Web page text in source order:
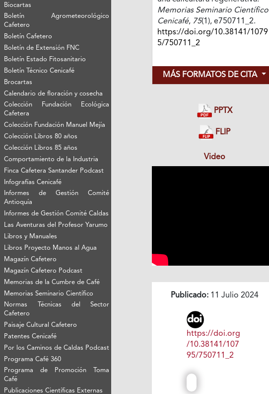
Biocartas
Boletín Agrometeorológico
Cafetero
Boletín Cafetero
Boletín de Extensión FNC
Boletín Estado Fitosanitario
Boletín Técnico Cenicafé
Brocartas
Calendario de floración y cosecha
Colección Fundación Ecológica
Cafetera
Colección Fundación Manuel Mejía
Colección Libros 80 años
Colección Libros 85 años
Comportamiento de la Industria
Finca Cafetera Santander Podcast
Infografías Cenicafé
Informes de Gestión Comité
Antioquía
Informes de Gestión Comité Caldas
Las Aventuras del Profesor Yarumo
Libros y Manuales
Libros Proyecto Manos al Agua
Magazín Cafetero
Magazín Cafetero Podcast
Memorias de la Cumbre de Café
Memorias Seminario Científico
Normas Técnicas del Sector
Cafetero
Paisaje Cultural Cafetero
Patentes Cenicafé
Por los Caminos de Caldas Podcast
Programa Café 360
Programa de Promoción Toma
Café
Publicaciones Científicas Externas
Memorias Seminario Científico
Cenicafé, 75(1), e750711_2.
https://doi.org/10.38141/1079
5/750711_2
MÁS FORMATOS DE CITA
PPTX
FLIP
Video
Publicado:11 Julio 2024
https://doi.org
/10.38141/107
95/750711_2